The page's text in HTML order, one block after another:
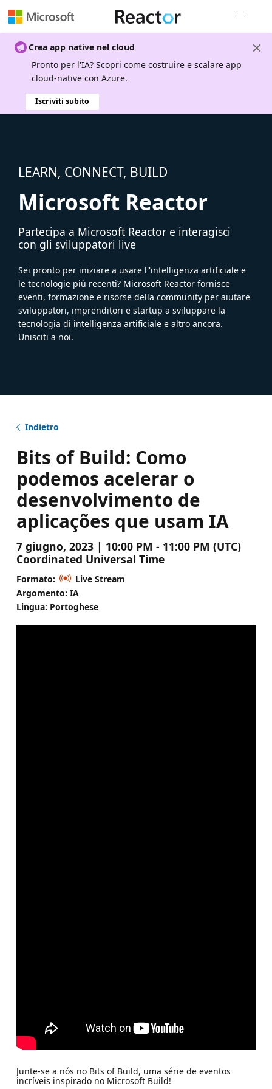
Crea app native nel cloud
Pronto per l'IA? Scopri come costruire e scalare app
cloud-native con Azure.
Iscriviti subito
LEARN, CONNECT, BUILD
Microsoft Reactor
Partecipa a Microsoft Reactor e interagisci
con gli sviluppatori live
Sei pronto per iniziare a usare l''intelligenza artificiale e
le tecnologie più recenti? Microsoft Reactor fornisce
eventi, formazione e risorse della community per aiutare
sviluppatori, imprenditori e startup a sviluppare la
tecnologia di intelligenza artificiale e altro ancora.
Unisciti a noi.
Indietro
Bits of Build: Como
podemos acelerar o
desenvolvimento de
aplicações que usam IA
7 giugno, 2023 | 10:00 PM - 11:00 PM (UTC)
Coordinated Universal Time
Formato:
Live Stream
Argomento: IA
Lingua: Portoghese
Junte-se a nós no Bits of Build, uma série de eventos
incríveis inspirado no Microsoft Build!